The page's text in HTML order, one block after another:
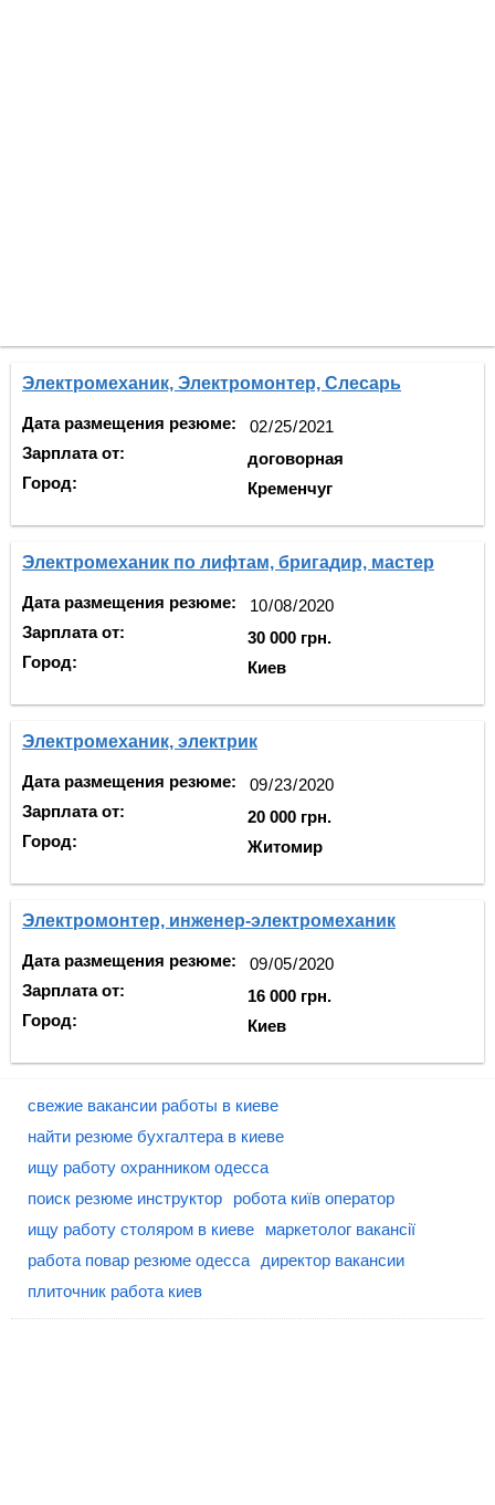
Электромеханик, Электромонтер, Слесарь
Дата размещения резюме:
Зарплата от:
Город:
договорная
Кременчуг
Электромеханик по лифтам, бригадир, мастер
Дата размещения резюме:
Зарплата от:
Город:
30 000 грн.
Киев
Электромеханик, электрик
Дата размещения резюме:
Зарплата от:
Город:
20 000 грн.
Житомир
Электромонтер, инженер-электромеханик
Дата размещения резюме:
Зарплата от:
Город:
16 000 грн.
Киев
свежие вакансии работы в киеве
найти резюме бухгалтера в киеве
ищу работу охранником одесса
поиск резюме инструктор
робота київ оператор
ищу работу столяром в киеве
маркетолог вакансії
работа повар резюме одесса
директор вакансии
плиточник работа киев